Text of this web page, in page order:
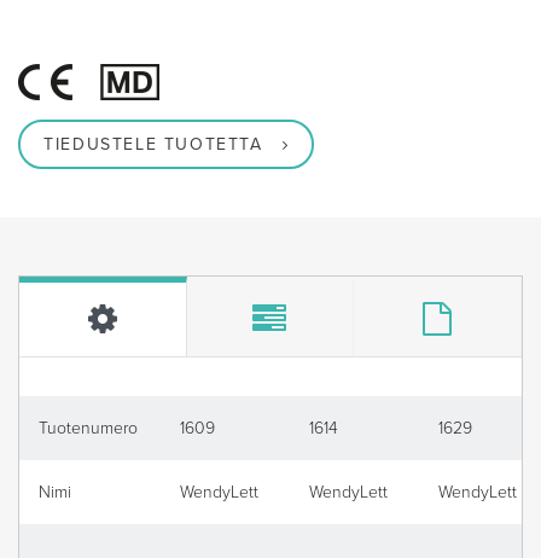
TIEDUSTELE TUOTETTA
Tuotenumero 1609 1614 1629
Nimi WendyLett WendyLett WendyLett